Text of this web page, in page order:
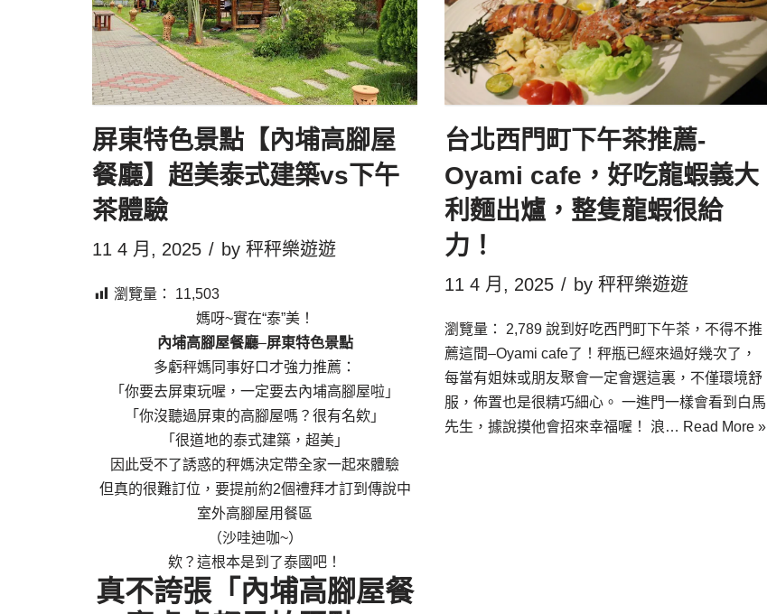
屏東特色景點【內埔高腳屋
餐廳】超美泰式建築vs下午
茶體驗
11 4 月, 2025 by 秤秤樂遊遊
瀏覽量：
11,503
媽呀~實在“泰”美！
內埔高腳屋餐廳–屏東特色景點
多虧秤媽同事好口才強力推薦：
「你要去屏東玩喔，一定要去內埔高腳屋啦」
「你沒聽過屏東的高腳屋嗎？很有名欸」
「很道地的泰式建築，超美」
因此受不了誘惑的秤媽決定帶全家一起來體驗
但真的很難訂位，要提前約2個禮拜才訂到傳說中
室外高腳屋用餐區
（沙哇迪咖~）
欸？這根本是到了泰國吧！
真不誇張「內埔高腳屋餐
台北西門町下午茶推薦-
Oyami cafe，好吃龍蝦義大
利麵出爐，整隻龍蝦很給
力！
11 4 月, 2025 by 秤秤樂遊遊
瀏覽量： 2,789 說到好吃西門町下午茶，不得不推
薦這間–Oyami cafe了！秤瓶已經來過好幾次了，
每當有姐妹或朋友聚會一定會選這裏，不僅環境舒
服，佈置也是很精巧細心。 一進門一樣會看到白馬
先生，據說摸他會招來幸福喔！ 浪… Read More »